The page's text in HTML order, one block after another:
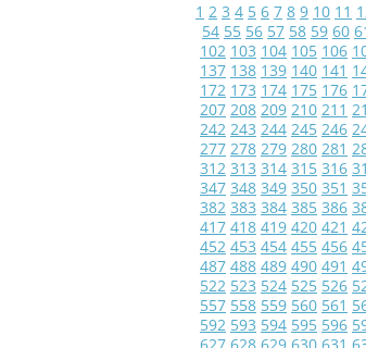
1 2 3 4 5 6 7 8 9 10 11
54 55 56 57 58 59 60
102 103 104 105 106
137 138 139 140 141
172 173 174 175 176
207 208 209 210 211
242 243 244 245 246
277 278 279 280 281
312 313 314 315 316
347 348 349 350 351
382 383 384 385 386
417 418 419 420 421
452 453 454 455 456
487 488 489 490 491
522 523 524 525 526
557 558 559 560 561
592 593 594 595 596